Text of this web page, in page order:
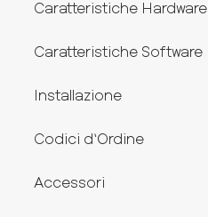
Caratteristiche Hardware
Caratteristiche Software
Installazione
Codici d‘Ordine
Accessori